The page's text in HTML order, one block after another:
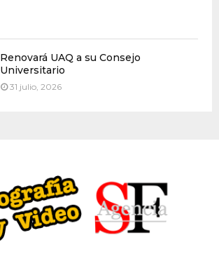
Renovará UAQ a su Consejo
Universitario
31 julio, 2026